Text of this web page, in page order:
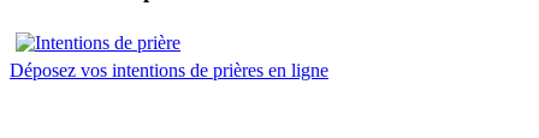
Déposez vos intentions de prières en ligne